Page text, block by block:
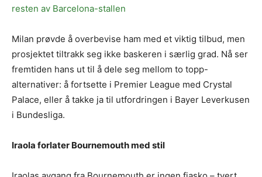
resten av Barcelona-stallen
Milan prøvde å overbevise ham med et viktig tilbud, men
prosjektet tiltrakk seg ikke baskeren i særlig grad. Nå ser
fremtiden hans ut til å dele seg mellom to topp-
alternativer: å fortsette i Premier League med Crystal
Palace, eller å takke ja til utfordringen i Bayer Leverkusen
i Bundesliga.
Iraola forlater Bournemouth med stil